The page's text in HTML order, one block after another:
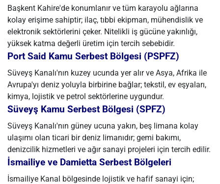
Başkent Kahire'de konumlanır ve tüm karayolu ağlarına
kolay erişime sahiptir; ilaç, tıbbi ekipman, mühendislik ve
elektronik sektörlerini çeker. Nitelikli iş gücüne yakınlığı,
yüksek katma değerli üretim için tercih sebebidir.
Port Said Kamu Serbest Bölgesi (PSPFZ)
Süveyş Kanalı'nın kuzey ucunda yer alır ve Asya, Afrika ile
Avrupa'yı deniz yoluyla birbirine bağlar; tekstil, ev eşyaları,
kimya, lojistik ve petrol sektörlerine uygundur.
Süveyş Kamu Serbest Bölgesi (SPFZ)
Süveyş Kanalı'nın güney ucuna yakın, beş limana kolay
ulaşımı olan ticari bir deniz limanıdır; gemi bakımı,
denizcilik hizmetleri ve ağır sanayi projeleri için tercih edilir.
İsmailiye ve Damietta Serbest Bölgeleri
İsmailiye Kanal bölgesinde lojistik ve hafif sanayi için;